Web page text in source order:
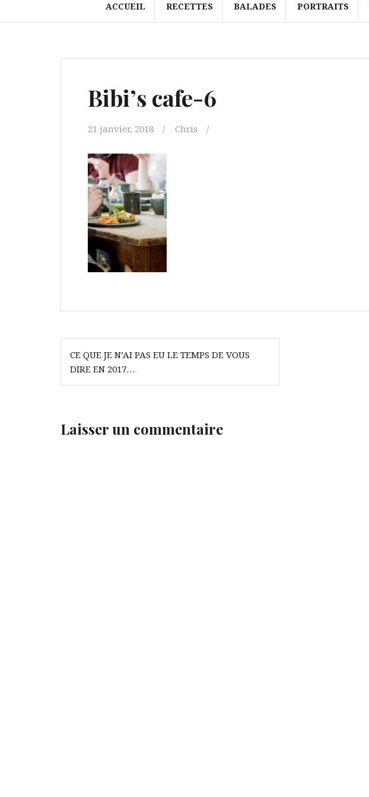
ACCUEIL RECETTES BALADES PORTRAITS
Bibi’s cafe-6
21 janvier, 2018 Chris
Navigation
de
l’article
CE QUE JE N’AI PAS EU LE TEMPS DE VOUS
DIRE EN 2017…
Laisser un commentaire